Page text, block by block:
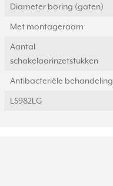
Diameter boring (gaten)
Met montageraam
Aantal
schakelaarinzetstukken
Antibacteriële behandeling
LS982LG